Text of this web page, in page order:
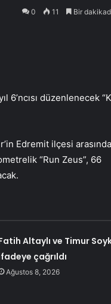
0 11 Bir
6’ncısı düzenlenecek
Edremit ilçesi arasında
“Run Zeus”, 66
Altaylı ve Timur
çağrıldı
Ağustos 8, 2026